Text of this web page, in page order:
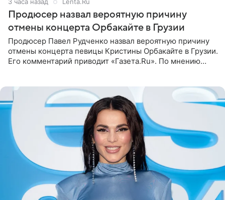
Продюсер назвал вероятную причину
отмены концерта Орбакайте в Грузии
Продюсер Павел Рудченко назвал вероятную причину
отмены концерта певицы Кристины Орбакайте в Грузии.
Его комментарий приводит «Газета.Ru». По мнению